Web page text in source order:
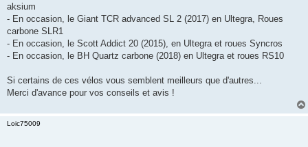
aksium
- En occasion, le Giant TCR advanced SL 2 (2017) en Ultegra, Roues
carbone SLR1
- En occasion, le Scott Addict 20 (2015), en Ultegra et roues Syncros
- En occasion, le BH Quartz carbone (2018) en Ultegra et roues RS10
Si certains de ces vélos vous semblent meilleurs que d'autres...
Merci d'avance pour vos conseils et avis !
Loic75009